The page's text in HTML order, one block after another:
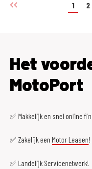
1 2
Het
MotoPort
✅ Makkelijk en snel online
✅ Zakelijk een Motor Leasen!
✅ Landelijk Servicenetwerk!